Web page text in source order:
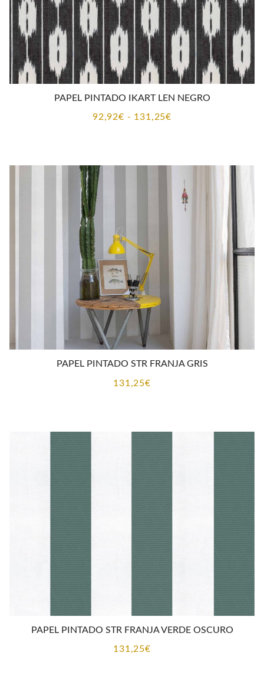
PAPEL PINTADO IKART LEN NEGRO
92,92€ - 131,25€Rango
desde
92,92€
hasta
PAPEL PINTADO STR FRANJA GRIS
131,25€
PAPEL PINTADO STR FRANJA VERDE OSCURO
131,25€